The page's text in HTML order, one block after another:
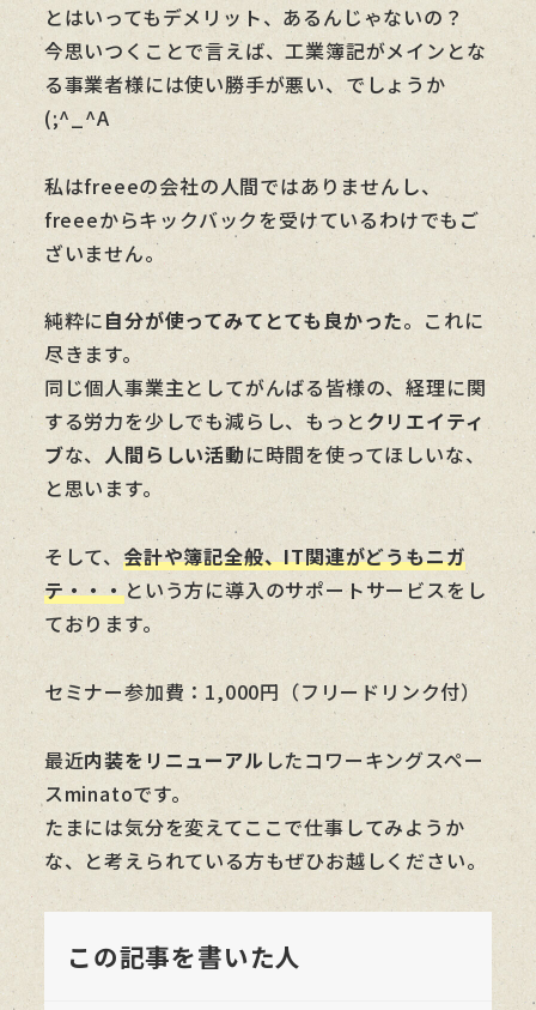
とはいってもデメリット、あるんじゃないの？
今思いつくことで言えば、工業簿記がメインとな
る事業者様には使い勝手が悪い、でしょうか
(;^_^A
私はfreeeの会社の人間ではありませんし、
freeeからキックバックを受けているわけでもご
ざいません。
純粋に自分が使ってみてとても良かった。これに
尽きます。
同じ個人事業主としてがんばる皆様の、経理に関
する労力を少しでも減らし、もっとクリエイティ
ブな、人間らしい活動に時間を使ってほしいな、
と思います。
そして、 会計や簿記全般、IT関連がどうもニガ
テ・・・という方に導入のサポートサービスをし
ております。
セミナー参加費：1,000円（フリードリンク付）
最近内装をリニューアル したコワーキングスペー
スminatoです。
たまには気分を変えてここで仕事してみようか
な、と考えられている方もぜひお越しください。
この記事を書いた人